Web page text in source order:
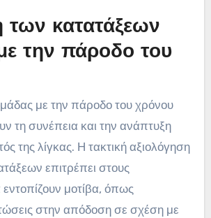
των κατατάξεων
την πάροδο του
με την πάροδο του χρόνου
τη συνέπεια και την ανάπτυξη
της λίγκας. Η τακτική αξιολόγηση
επιτρέπει στους
μοτίβα, όπως
στην απόδοση σε σχέση με